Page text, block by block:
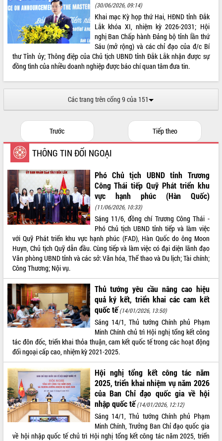
VIDEO
Loading the player...
Khám bệnh, cấp phát thuốc miễn phí
và tặng quà người dân xã Cư Pui
tháng 7/2026
Lễ truy tặng danh hiệu “Bà Mẹ Việt
Nam Anh hùng” và trao Huân chương
Lao động
UBND tỉnh Đắk Lắk triển khai nhiệm
vụ 6 tháng cuối năm 2026
Kỳ họp thứ Hai, Hội đồng nhân dân
tỉnh khóa XI quyết nghị nhiều nội dung
quan trọng
Bí thư Tỉnh ủy Lương Nguyễn Minh
Triết thăm, tặng quà người có công với
cách mạng
Rà soát, hoàn thiện hệ thống thiết chế
phát triển mới
Thường trực HĐND tỉnh Đắk Lắk gặp
mặt Đoàn chuyên gia y tế TP. Hồ Chí
Minh
Lễ truy điệu và an táng hài cốt liệt sĩ
tại Nghĩa trang Liệt sĩ xã Sơn Hòa
Bàn giải pháp tháo gỡ khó khăn trong
xuất khẩu sầu riêng và triển khai quy
định EUDR
Thứ trưởng Bộ Nông nghiệp và Môi
trường Nguyễn Hoàng Hiệp khảo sát
vùng trồng và doanh nghiệp đóng gói
sầu riêng tại Đắk Lắk
Trình diễn nghệ thuật chế biến các
món ăn từ sầu riêng
Đắk Lắk công bố Quy hoạch và xúc
tiến đầu tư tỉnh
Ngành cá ngừ Đắk Lắk chủ động thích
ứng để giữ vững thị trường xuất khẩu
THỐNG KÊ TRUY CẬP
Hôm nay: 2304
Tất cả: 66047627
(30/06/2026, 09:14)
Khai mạc Kỳ họp thứ Hai, HĐND tỉnh Đắk
Lắk khóa XI, nhiệm kỳ 2026-2031; Hội
nghị Ban Chấp hành Đảng bộ tỉnh lần thứ
Sáu (mở rộng) và các chỉ đạo của đ/c Bí
thư Tỉnh ủy; Thông điệp của Chủ tịch UBND tỉnh Đắk Lắk nhận được sự
đồng tình của nhiều doanh nghiệp được báo chí quan tâm đưa tin.
Các trang trên cổng 9 của 151
Trước Tiếp theo
THÔNG TIN ĐỐI NGOẠI
Phó Chủ tịch UBND tỉnh Trương
Công Thái tiếp Quỹ Phát triển khu
vực hạnh phúc (Hàn Quốc)
(11/06/2026, 10:33)
Sáng 11/6, đồng chí Trương Công Thái -
Phó Chủ tịch UBND tỉnh tiếp và làm việc
với Quỹ Phát triển khu vực hạnh phúc (FAD), Hàn Quốc do ông Moon
Huyn, Chủ tịch Quỹ dẫn đầu. Cùng tiếp và làm việc có đại diện lãnh đạo
Văn phòng UBND tỉnh và các sở: Văn hóa, Thể thao và Du lịch; Tài chính;
Công Thương; Nội vụ.
Thủ tướng yêu cầu nâng cao hiệu
quả ký kết, triển khai các cam kết
quốc tế (14/01/2026, 13:50)
Sáng 14/1, Thủ tướng Chính phủ Phạm
Minh Chính chủ trì Hội nghị tổng kết công
tác đôn đốc, triển khai thỏa thuận, cam kết quốc tế trong các hoạt động
đối ngoại cấp cao, nhiệm kỳ 2021-2025.
Hội nghị tổng kết công tác năm
2025, triển khai nhiệm vụ năm 2026
của Ban Chỉ đạo quốc gia về hội
nhập quốc tế (14/01/2026, 12:12)
Sáng 14/1, Thủ tướng Chính phủ Phạm
Minh Chính, Trưởng Ban Chỉ đạo quốc gia
về hội nhập quốc tế chủ trì Hội nghị tổng kết công tác năm 2025, triển